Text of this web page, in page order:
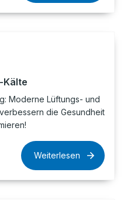
Kälte
Moderne Lüftungs- und
die Gesundheit
Weiterlesen